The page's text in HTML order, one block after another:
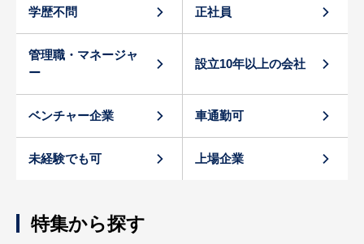
学歴不問 正社員
管理職・マネージャ
ー
設立10年以上の会社
ベンチャー企業 車通勤可
未経験でも可 上場企業
特集から探す